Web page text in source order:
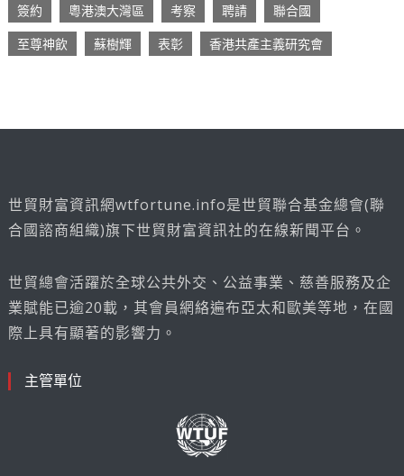
簽約
粵港澳大灣區 考察 聘請
聯合國
至尊神飲
蘇樹輝 表彰 香港共產主義研究會
世貿財富資訊網wtfortune.info是世貿聯合基金總會(聯
合國諮商組織)旗下世貿財富資訊社的在線新聞平台。
世貿總會活躍於全球公共外交、公益事業、慈善服務及企
業賦能已逾20載，其會員網絡遍布亞太和歐美等地，在國
際上具有顯著的影響力。
主管單位